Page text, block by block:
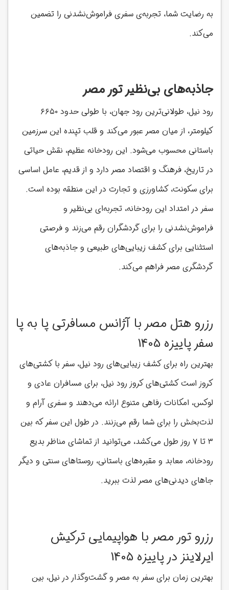
به رضایت شما، تجربه‌ی سفری فراموش‌نشدنی را تضمین
می‌کند.
جاذبه‌های بی‌نظیر تور مصر
رود نیل، طولانی‌ترین رود جهان، با طولی حدود ۶۶۵۰
کیلومتر، از میان مصر عبور می‌کند و قلب تپنده این سرزمین
باستانی محسوب می‌شود. این رودخانه عظیم، نقش حیاتی
در تاریخ، فرهنگ و اقتصاد مصر دارد و از قدیم، عامل اساسی
برای سکونت، کشاورزی و تجارت در این منطقه بوده است.
سفر در امتداد این رودخانه‌، تجربه‌ای بی‌نظیر و
فراموش‌نشدنی را برای گردشگران رقم می‌زند و فرصتی
استثنایی برای کشف زیبایی‌های طبیعی و جاذبه‌های
گردشگری مصر فراهم می‌کند.
رزرو هتل مصر با آژانس مسافرتی پا به پا
سفر پاییزه 1405
بهترین راه برای کشف زیبایی‌های رود نیل، سفر با کشتی‌های
کروز است کشتی‌های کروز رود نیل، برای مسافران عادی و
لوکس، امکانات رفاهی متنوع ارائه می‌دهند و سفری آرام و
لذت‌بخش را برای شما رقم می‌زنند. در طول این سفر که بین
۳ تا ۷ روز طول می‌کشد، می‌توانید از تماشای مناظر بدیع
رودخانه، معابد و مقبره‌های باستانی، روستاهای سنتی و دیگر
جاهای دیدنی‌های مصر لذت ببرید.
رزرو تور مصر با هواپیمایی ترکیش
ایرلاینز در پاییزه 1405
بهترین زمان برای سفر به مصر و گشت‌وگذار در نیل، بین